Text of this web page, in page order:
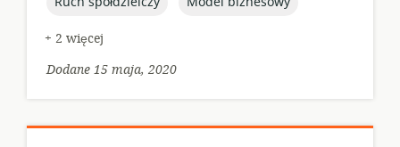
+ 2 więcej
Dodane 15 maja, 2020